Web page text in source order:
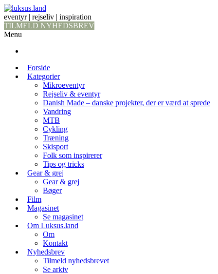
eventyr | rejseliv | inspiration
TILMELD NYHEDSBREV
Menu
Forside
Kategorier
Mikroeventyr
Rejseliv & eventyr
Danish Made – danske projekter, der er værd at sprede
Vandring
MTB
Cykling
Træning
Skisport
Folk som inspirerer
Tips og tricks
Gear & grej
Gear & grej
Bøger
Film
Magasinet
Se magasinet
Om Luksus.land
Om
Kontakt
Nyhedsbrev
Tilmeld nyhedsbrevet
Se arkiv